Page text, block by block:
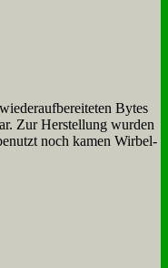
Bytes
Zur Herstellung wurden
noch kamen Wir­bel­